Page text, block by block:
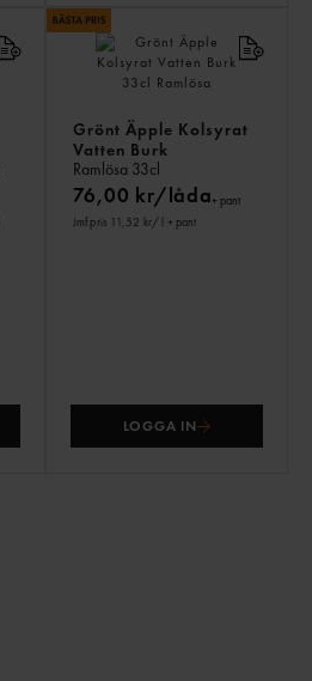
Grönt Äpple Kolsyrat
Vatten Burk
Ramlösa 33cl
76,00 kr/låda+ pant
Jmf.pris 11,52 kr/ l + pant
LOGGA IN